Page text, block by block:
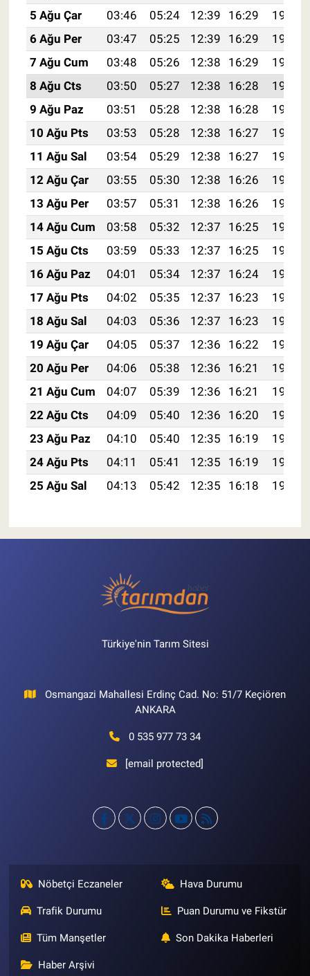
5 Ağu Çar
03:46 05:24 12:39 16:29
19:44
6 Ağu Per
03:47 05:25 12:39 16:29
19:42
7 Ağu Cum
03:48 05:26 12:38 16:29
19:41
8 Ağu Cts
03:50 05:27 12:38 16:28
19:40
9 Ağu Paz
03:51 05:28 12:38 16:28
19:39
10 Ağu Pts
03:53 05:28 12:38 16:27
19:38
11 Ağu Sal
03:54 05:29 12:38 16:27
19:36
12 Ağu Çar
03:55 05:30 12:38 16:26
19:35
13 Ağu Per
03:57 05:31 12:38 16:26
19:34
14 Ağu Cum
03:58 05:32 12:37 16:25
19:33
15 Ağu Cts
03:59 05:33 12:37 16:25
19:31
16 Ağu Paz
04:01 05:34 12:37 16:24
19:30
17 Ağu Pts
04:02 05:35 12:37 16:23
19:29
18 Ağu Sal
04:03 05:36 12:37 16:23
19:27
19 Ağu Çar
04:05 05:37 12:36 16:22
19:26
20 Ağu Per
04:06 05:38 12:36 16:21
19:25
21 Ağu Cum
04:07 05:39 12:36 16:21
19:23
22 Ağu Cts
04:09 05:40 12:36 16:20
19:22
23 Ağu Paz
04:10 05:40 12:35 16:19
19:20
24 Ağu Pts
04:11 05:41 12:35 16:19
19:19
25 Ağu Sal
04:13 05:42 12:35 16:18 19:17
Türkiye'nin Tarım Sitesi
Osmangazi Mahallesi Erdinç Cad. No: 51/7 Keçiören
ANKARA
0 535 977 73 34
[email protected]
Nöbetçi Eczaneler Hava Durumu
Trafik Durumu Puan Durumu ve Fikstür
Tüm Manşetler Son Dakika Haberleri
Haber Arşivi